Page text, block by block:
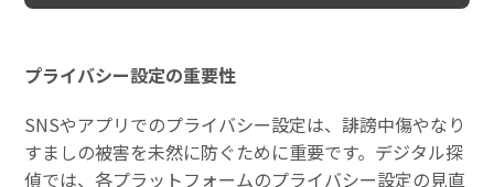
プライバシー設定の重要性
SNSやアプリでのプライバシー設定は、誹謗中傷やなり
すましの被害を未然に防ぐために重要です。デジタル探
偵では、各プラットフォームのプライバシー設定の見直